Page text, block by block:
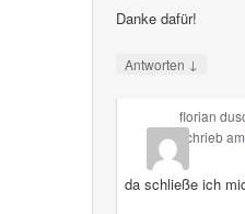
Danke dafür!
Antworten ↓
florian
schriebam
da schließe ich